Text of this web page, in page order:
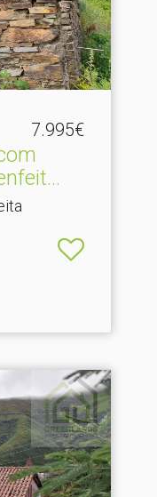
7.995€